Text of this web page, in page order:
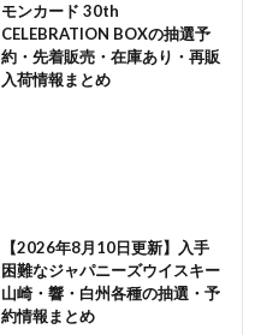
モンカード 30th
CELEBRATION BOXの抽選予
約・先着販売・在庫あり・再販
入荷情報まとめ
【2026年8月10日更新】入手
困難なジャパニーズウイスキー
山崎・響・白州各種の抽選・予
約情報まとめ